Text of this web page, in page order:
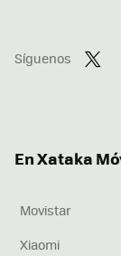
Síguenos
En Xataka
Movistar
Xiaomi